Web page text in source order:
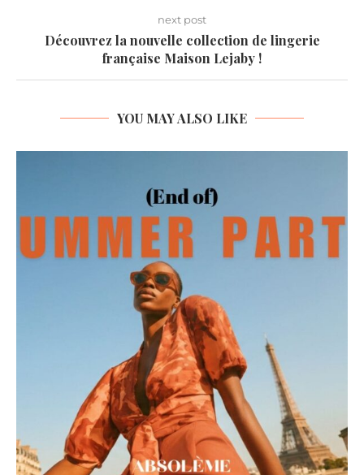
next post
Découvrez la nouvelle collection de lingerie
française Maison Lejaby !
YOU MAY ALSO LIKE